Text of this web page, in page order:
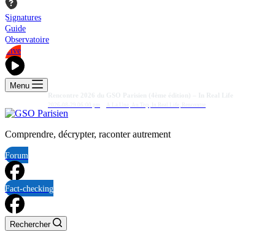
Signatures
Guide
Observatoire
Live
Menu
Comprendre, décrypter, raconter autrement
Forum
Fact-checking
Rechercher